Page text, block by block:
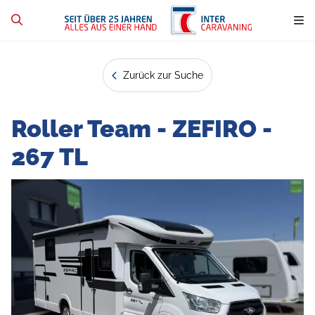
Zurück zur Suche
Roller Team - ZEFIRO -
267 TL